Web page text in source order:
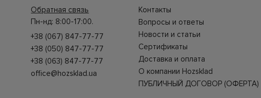
Обратная связь
Пн-нд: 8:00-17:00.
+38 (067) 847-77-77
+38 (050) 847-77-77
+38 (063) 847-77-77
office@hozsklad.ua
Контакты
Вопросы и ответы
Новости и статьи
Сертификаты
Доставка и оплата
О компании Hozsklad
ПУБЛИЧНЫЙ ДОГОВОР (ОФЕРТА)